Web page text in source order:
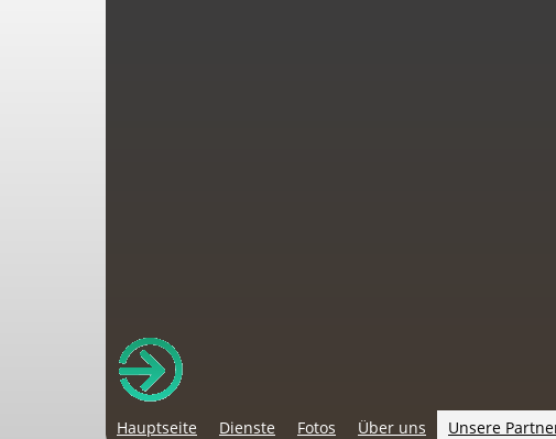
Hauptseite Dienste Fotos Über uns Unsere